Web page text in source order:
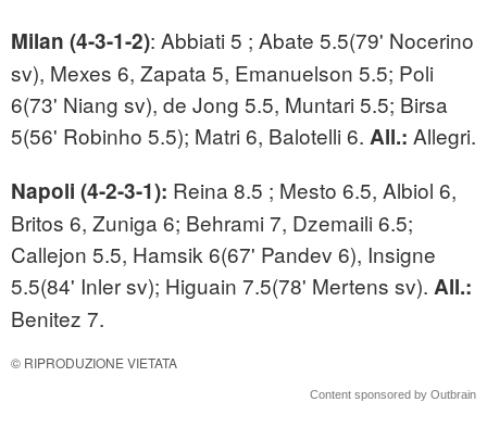
Milan (4-3-1-2): Abbiati 5 ; Abate 5.5(79' Nocerino
sv), Mexes 6, Zapata 5, Emanuelson 5.5; Poli
6(73' Niang sv), de Jong 5.5, Muntari 5.5; Birsa
5(56' Robinho 5.5); Matri 6, Balotelli 6. All.: Allegri.
Napoli (4-2-3-1): Reina 8.5 ; Mesto 6.5, Albiol 6,
Britos 6, Zuniga 6; Behrami 7, Dzemaili 6.5;
Callejon 5.5, Hamsik 6(67' Pandev 6), Insigne
5.5(84' Inler sv); Higuain 7.5(78' Mertens sv). All.:
Benitez 7.
© RIPRODUZIONE VIETATA
Content sponsored by Outbrain